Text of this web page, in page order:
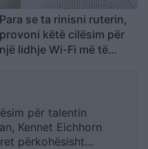
Para se ta rinisni ruterin,
provoni këtë cilësim për
një lidhje Wi-Fi më të
për talentin
Kennet Eichhorn
përkohësisht